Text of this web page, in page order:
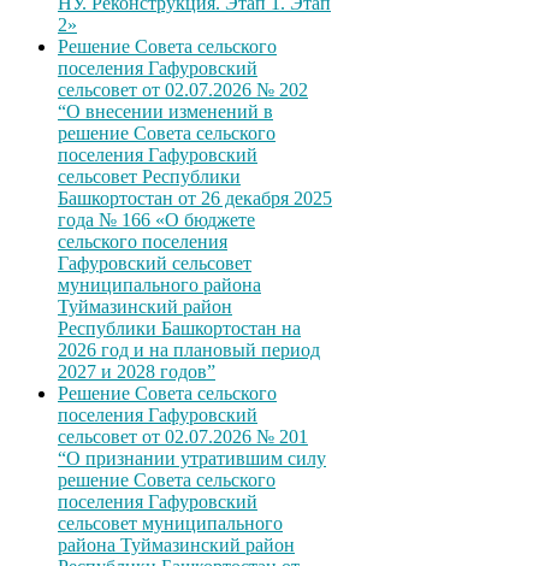
2»
Решение Совета сельского
поселения Гафуровский
сельсовет от 02.07.2026 № 202
“О внесении изменений в
решение Совета сельского
поселения Гафуровский
сельсовет Республики
Башкортостан от 26 декабря 2025
года № 166 «О бюджете
сельского поселения
Гафуровский сельсовет
муниципального района
Туймазинский район
Республики Башкортостан на
2026 год и на плановый период
2027 и 2028 годов”
Решение Совета сельского
поселения Гафуровский
сельсовет от 02.07.2026 № 201
“О признании утратившим силу
решение Совета сельского
поселения Гафуровский
сельсовет муниципального
района Туймазинский район